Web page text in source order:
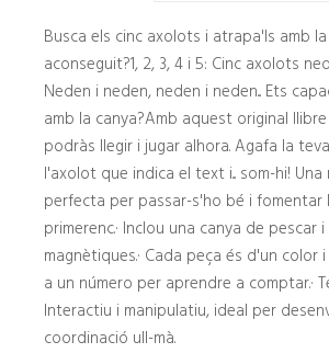
Busca els cinc axolots i atrapa'ls amb
aconseguit?1, 2, 3, 4 i 5: Cinc axolots
Neden i neden, neden i neden... Ets
amb la canya?Amb aquest original
podràs llegir i jugar alhora. Agafa la
l'axolot que indica el text i... som-hi! Una
perfecta per passar-s'ho bé i
primerenc.· Inclou una canya de pescar
magnètiques.· Cada peça és d'un color
a un número per aprendre a comptar.·
Interactiu i manipulatiu, ideal per
coordinació ull-mà.